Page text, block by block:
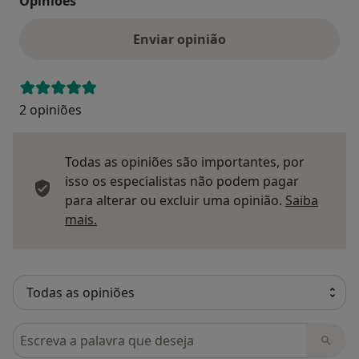
Enviar opinião
2 opiniões
Todas as opiniões são importantes, por
isso os especialistas não podem pagar
para alterar ou excluir uma opinião. Saiba
mais.
Pesquisar em opiniões